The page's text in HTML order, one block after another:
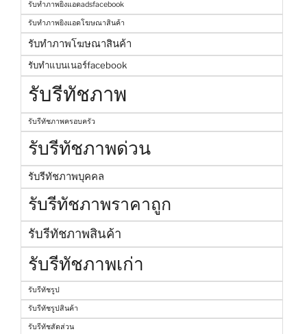
รับทำภาพยิงแอดadsfacebook
รับทำภาพยิงแอดโฆษณาสินค้า
รับทำภาพโฆษณาสินค้า
รับทำแบนเนอร์facebook
รับรีทัชภาพ
รับรีทัชภาพครอบครัว
รับรีทัชภาพด่วน
รับรีทัชภาพบุคคล
รับรีทัชภาพราคาถูก
รับรีทัชภาพสินค้า
รับรีทัชภาพเก่า
รับรีทัชรูป
รับรีทัชรูปสินค้า
รับรีทัชสัดส่วน